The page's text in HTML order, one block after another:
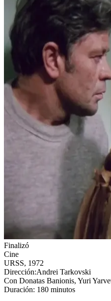
Finalizó
Cine
URSS, 1972
Dirección:Andrei Tarkovski
Con Donatas Banionis, Yuri
Duración: 180 minutos